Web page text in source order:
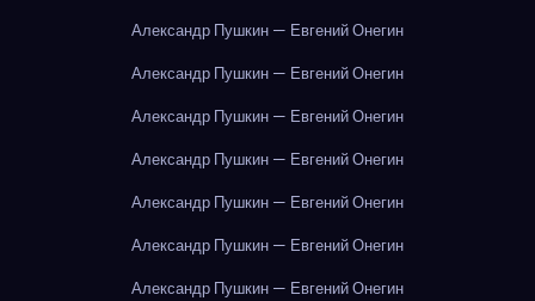
Александр Пушкин — Евгений Онегин
Александр Пушкин — Евгений Онегин
Александр Пушкин — Евгений Онегин
Александр Пушкин — Евгений Онегин
Александр Пушкин — Евгений Онегин
Александр Пушкин — Евгений Онегин
Александр Пушкин — Евгений Онегин